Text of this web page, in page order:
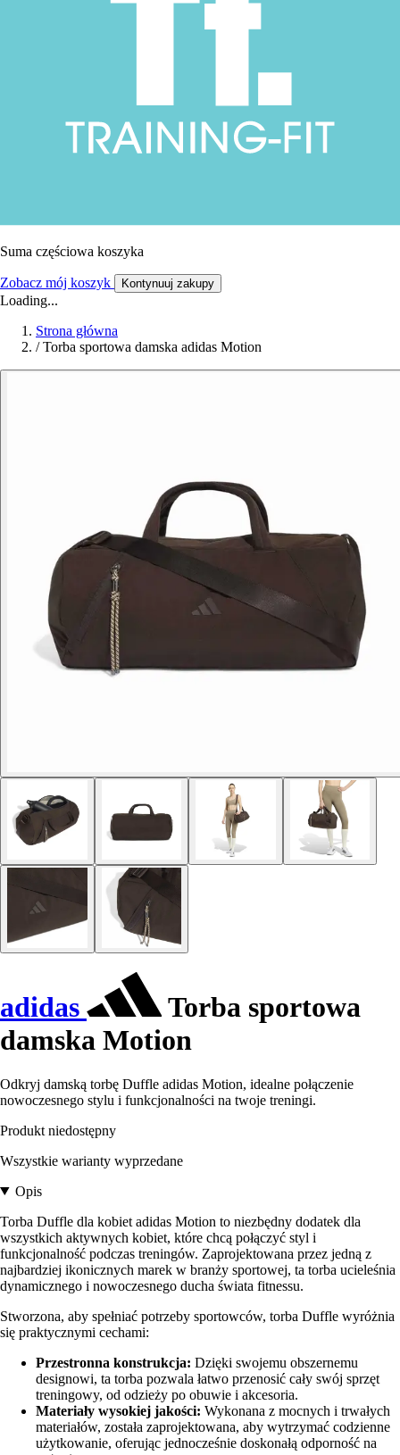
Suma częściowa koszyka
Zobacz mój koszyk Kontynuuj zakupy
Loading...
Strona główna
/ Torba sportowa damska adidas Motion
adidas
Torba sportowa
damska Motion
Odkryj damską torbę Duffle adidas Motion, idealne połączenie
nowoczesnego stylu i funkcjonalności na twoje treningi.
Produkt niedostępny
Wszystkie warianty wyprzedane
Opis
Torba Duffle dla kobiet adidas Motion to niezbędny dodatek dla
wszystkich aktywnych kobiet, które chcą połączyć styl i
funkcjonalność podczas treningów. Zaprojektowana przez jedną z
najbardziej ikonicznych marek w branży sportowej, ta torba ucieleśnia
dynamicznego i nowoczesnego ducha świata fitnessu.
Stworzona, aby spełniać potrzeby sportowców, torba Duffle wyróżnia
się praktycznymi cechami:
Przestronna konstrukcja: Dzięki swojemu obszernemu
designowi, ta torba pozwala łatwo przenosić cały swój sprzęt
treningowy, od odzieży po obuwie i akcesoria.
Materiały wysokiej jakości: Wykonana z mocnych i trwałych
materiałów, została zaprojektowana, aby wytrzymać codzienne
użytkowanie, oferując jednocześnie doskonałą odporność na